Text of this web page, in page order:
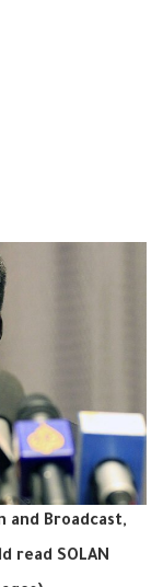
and Broadcast,
read SOLAN